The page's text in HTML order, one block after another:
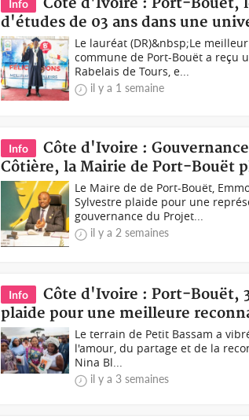
Info
d'études de 03 ans dans une
Le lauréat (DR)&nbsp;Le
commune de Port-Bouët a reçu
Rabelais de Tours, e...
il y a 1 semaine
Info
Côte d'Ivoire :
Côtière, la Mairie de Port-Bouët
Le Maire de de Port-Bouët,
Sylvestre plaide pour une
gouvernance du Projet...
il y a 2 semaines
Info
Côte d'Ivoire : Port-Bouët,
plaide pour une meilleure
Le terrain de Petit Bassam a
l'amour, du partage et de la
Nina Bl...
il y a 3 semaines